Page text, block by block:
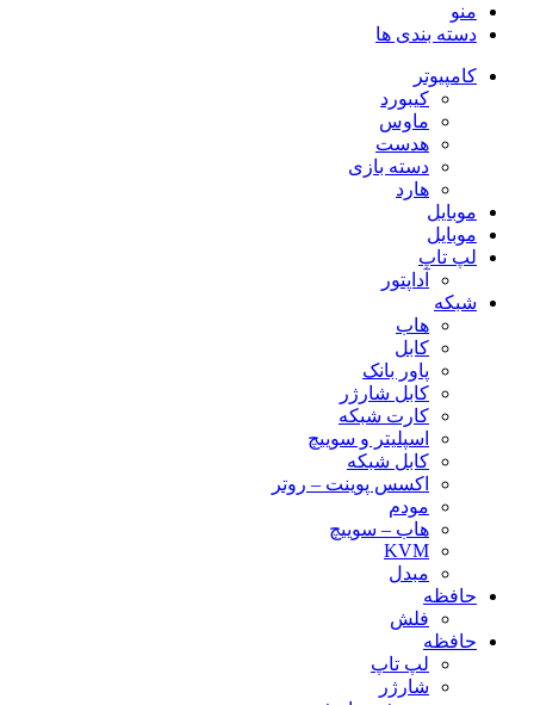
کاسه
عدد
منو
دسته بندی ها
کامپیوتر
کیبورد
ماوس
هدست
دسته بازی
هارد
موبایل
موبایل
لپ تاپ
آداپتور
شبکه
هاب
کابل
پاور بانک
کابل شارژر
کارت شبکه
اسپلیتر و سوییچ
کابل شبکه
اکسس پوینت – روتر
مودم
هاب – سوییچ
KVM
مبدل
حافظه
فلش
حافظه
لپ تاپ
شارژر